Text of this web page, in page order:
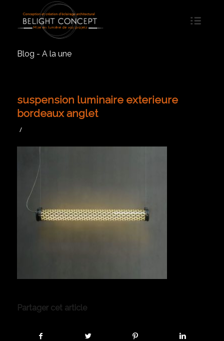
Blog - A la une
suspension luminaire exterieure
bordeaux anglet
/
Partager cet article